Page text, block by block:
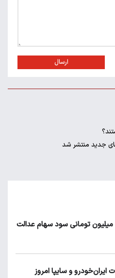
ارسال
جدید منتشر شد
ماجرای واریز ۳ میلیون تومانی سود سهام عدالت
و سایپا امروز